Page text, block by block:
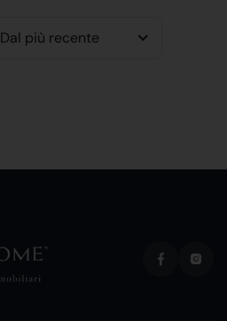
Dal più recente